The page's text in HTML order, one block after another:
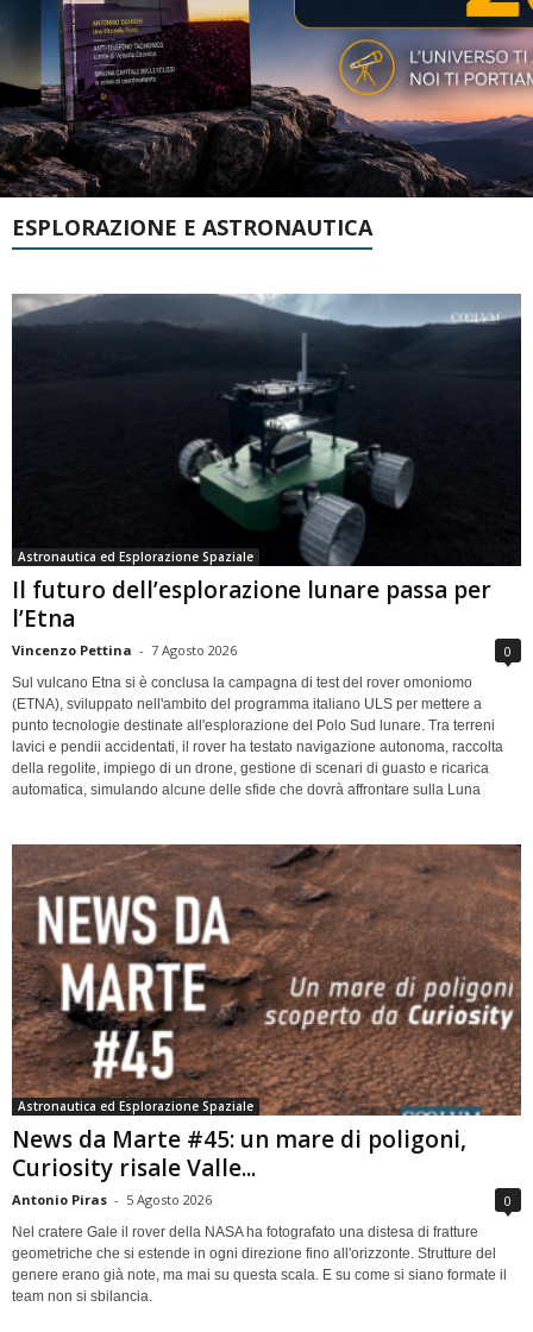
ESPLORAZIONE E ASTRONAUTICA
Astronautica ed Esplorazione Spaziale
Il futuro dell’esplorazione lunare passa per
l’Etna
Vincenzo Pettina - 7 Agosto 2026 0
Sul vulcano Etna si è conclusa la campagna di test del rover omoniomo
(ETNA), sviluppato nell'ambito del programma italiano ULS per mettere a
punto tecnologie destinate all'esplorazione del Polo Sud lunare. Tra terreni
lavici e pendii accidentati, il rover ha testato navigazione autonoma, raccolta
della regolite, impiego di un drone, gestione di scenari di guasto e ricarica
automatica, simulando alcune delle sfide che dovrà affrontare sulla Luna
Astronautica ed Esplorazione Spaziale
News da Marte #45: un mare di poligoni,
Curiosity risale Valle...
Antonio Piras - 5 Agosto 2026 0
Nel cratere Gale il rover della NASA ha fotografato una distesa di fratture
geometriche che si estende in ogni direzione fino all'orizzonte. Strutture del
genere erano già note, ma mai su questa scala. E su come si siano formate il
team non si sbilancia.